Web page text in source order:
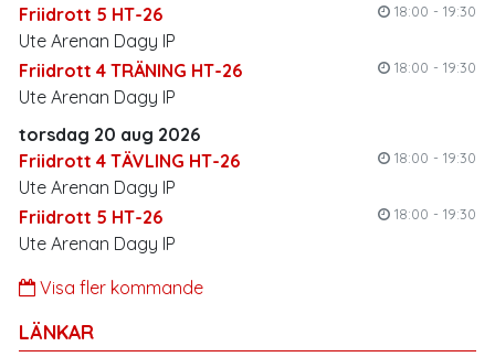
Friidrott 5 HT-26
18:00 - 19:30
Ute Arenan Dagy IP
Friidrott 4 TRÄNING HT-26
18:00 - 19:30
Ute Arenan Dagy IP
torsdag 20 aug 2026
Friidrott 4 TÄVLING HT-26
18:00 - 19:30
Ute Arenan Dagy IP
Friidrott 5 HT-26
18:00 - 19:30
Ute Arenan Dagy IP
Visa fler kommande
LÄNKAR